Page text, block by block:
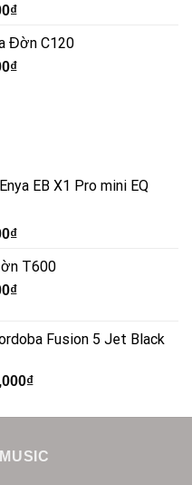
₫
Đờn C120
₫
EB X1 Pro mini EQ
₫
T600
₫
Fusion 5 Jet Black
₫